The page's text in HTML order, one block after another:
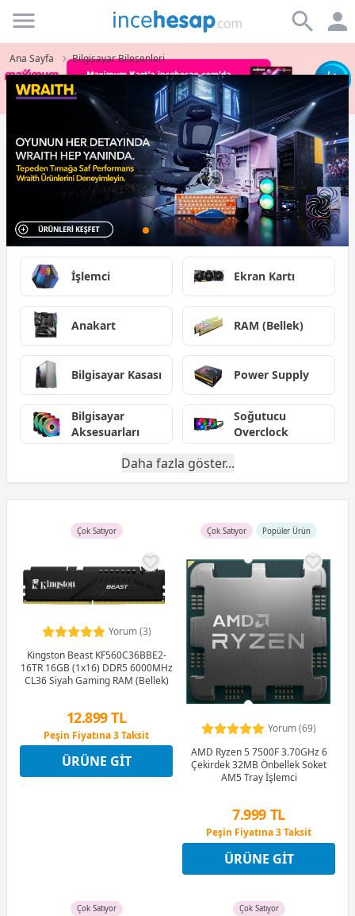
Incehesap
Ana Sayfa Bilgisayar Bileşenleri
İşlemci Ekran Kartı
Anakart RAM (Bellek)
Bilgisayar Kasası Power Supply
Bilgisayar
Aksesuarları
Soğutucu
Overclock
Daha fazla göster...
Çok Satıyor
Yorum (3)
Kingston Beast KF560C36BBE2-
16TR 16GB (1x16) DDR5 6000MHz
CL36 Siyah Gaming RAM (Bellek)
12.899 TL
Peşin Fiyatına 3 Taksit
12 Ay x 1.517 TL taksitle
Peşin Fiyatına 3 Taksit
ÜRÜNE GIT
Çok Satıyor Popüler Ürün
Yorum (69)
AMD Ryzen 5 7500F 3.70GHz 6
Çekirdek 32MB Önbellek Soket
AM5 Tray İşlemci
7.999 TL
Peşin Fiyatına 3 Taksit
12 Ay x 941 TL taksitle
Peşin Fiyatına 3 Taksit
ÜRÜNE GIT
Çok Satıyor Çok Satıyor